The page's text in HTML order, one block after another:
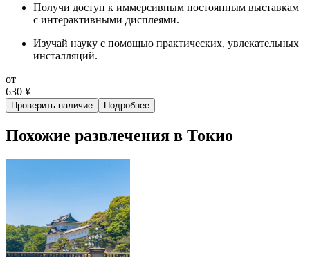
Получи доступ к иммерсивным постоянным выставкам
с интерактивными дисплеями.
Изучай науку с помощью практических, увлекательных
инсталляций.
от
630 ¥
Проверить наличие Подробнее
Похожие развлечения в Токио